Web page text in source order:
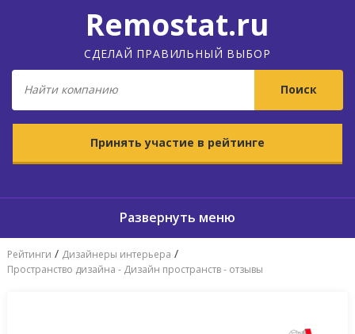
Remostat.ru
СДЕЛАЙ ПРАВИЛЬНЫЙ ВЫБОР
Принять участие в рейтинге
Рейтинги / Дизайнеры интерьера /
Пространство дизайна - Дизайн пространств - отзывы